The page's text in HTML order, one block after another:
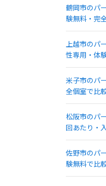
鶴岡市のパ
験無料・完
上越市のパ
性専用・体
米子市のパ
全個室で比
松阪市のパ
回あたり・
佐野市のパ
験無料で比